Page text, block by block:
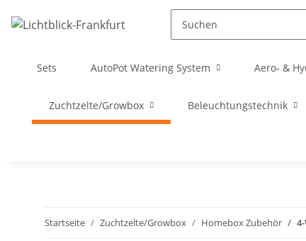
Sets AutoPot Watering System Aero- &
Zuchtzelte/Growbox Beleuchtungstechnik
Startseite Zuchtzelte/Growbox Homebox Zubehör